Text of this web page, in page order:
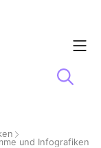
und Infografiken